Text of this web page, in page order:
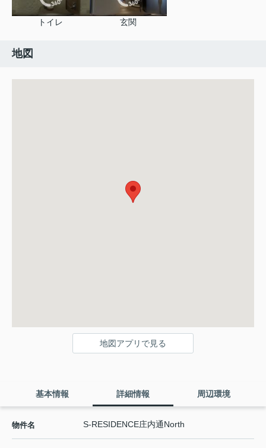
トイレ 玄関
地図
地図アプリで見る
基本情報 詳細情報 周辺環境
物件名 S-RESIDENCE庄内通North